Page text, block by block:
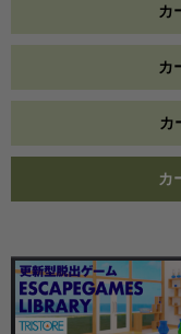
カ
カ
カ
カ